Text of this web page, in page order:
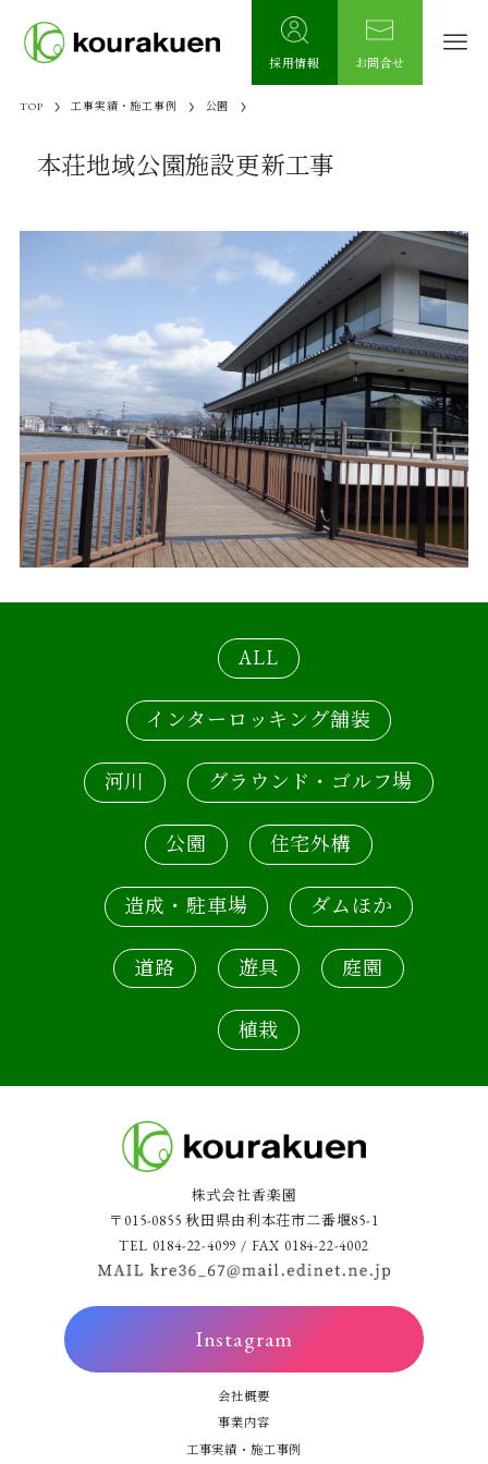
採用情報 お問合せ
TOP 工事実績・施工事例 公園
本荘地域公園施設更新工事
ALL
インターロッキング舗装
河川 グラウンド・ゴルフ場
公園 住宅外構
造成・駐車場 ダムほか
道路 遊具 庭園
植栽
株式会社香楽園
〒015-0855 秋田県由利本荘市二番堰85-1
TEL 0184-22-4099 / FAX 0184-22-4002
Instagram
会社概要
事業内容
工事実績・施工事例